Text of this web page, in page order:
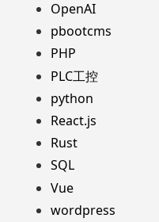
OpenAI
pbootcms
PHP
PLC工控
python
React.js
Rust
SQL
Vue
wordpress